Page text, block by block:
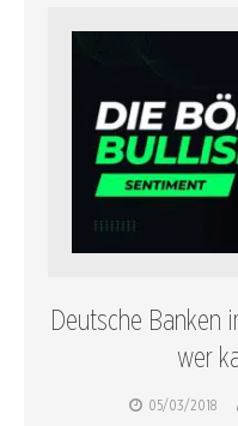
Deutsche Banken
wer
05/03/2018